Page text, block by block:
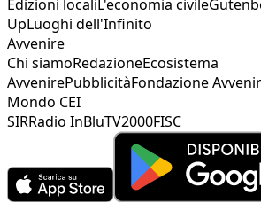
Edizioni localiL'economia civile
UpLuoghi dell'Infinito
Avvenire
Chi siamoRedazioneEcosistema
AvvenirePubblicitàFondazione
Mondo CEI
SIRRadio InBluTV2000FISC